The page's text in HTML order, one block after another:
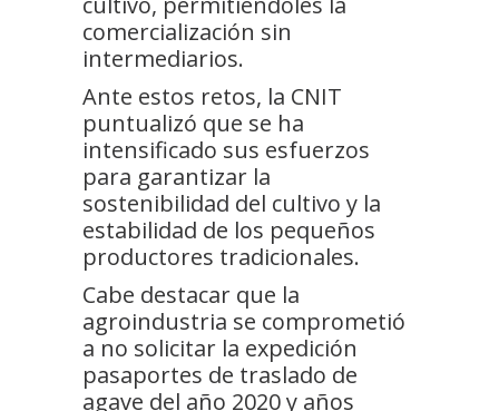
comercialización sin
intermediarios.
Ante estos retos, la CNIT
puntualizó que se ha
intensificado sus esfuerzos
para garantizar la
sostenibilidad del cultivo y la
estabilidad de los pequeños
productores tradicionales.
Cabe destacar que la
agroindustria se comprometió
a no solicitar la expedición
pasaportes de traslado de
agave del año 2020 y años